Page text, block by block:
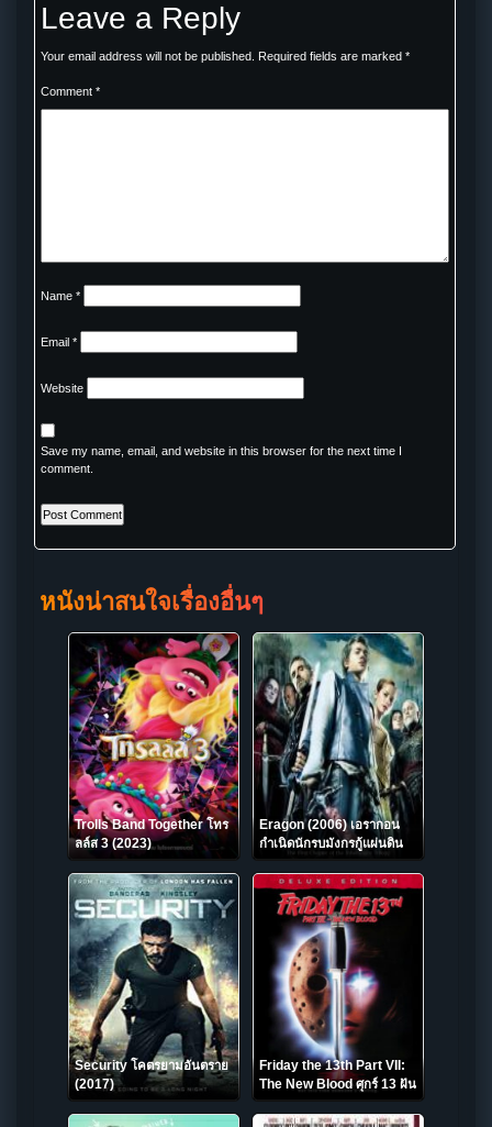
Leave a Reply
Your email address will not be published. Required fields are marked *
Comment *
Name *
Email *
Website
Save my name, email, and website in this browser for the next time I
comment.
หนังน่าสนใจเรื่องอื่นๆ
Trolls Band Together โทร
ลล์ส 3 (2023)
Eragon (2006) เอรากอน
กำเนิดนักรบมังกรกู้แผ่นดิน
Security โคตรยามอันตราย
(2017)
Friday the 13th Part VII:
The New Blood ศุกร์ 13 ฝัน
หวาน ภาค 7 ตอน ทายาท
สยอง (1988)